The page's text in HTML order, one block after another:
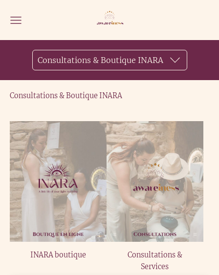
Consultations & Boutique INARA
Consultations & Boutique INARA
INARA boutique
Consultations &
Services